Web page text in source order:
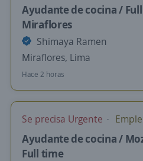
Ayudante de cocina /
Miraflores
Shimaya Ramen
Miraflores, Lima
Hace 2 horas
Se precisa Urgente
Ayudante de cocina /
Full time